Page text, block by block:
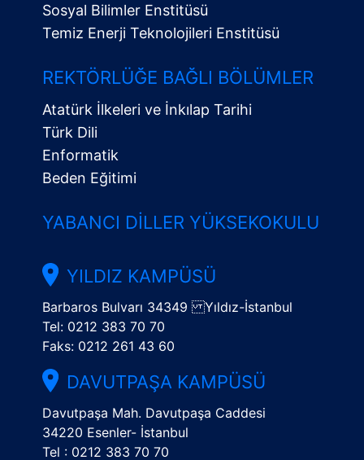
Menü
Sosyal Bilimler Enstitüsü
Temiz Enerji Teknolojileri Enstitüsü
REKTÖRLÜĞE BAĞLI BÖLÜMLER
Atatürk İlkeleri ve İnkılap Tarihi
Türk Dili
Enformatik
Beden Eğitimi
YABANCI DILLER YÜKSEKOKULU
YILDIZ KAMPÜSÜ
Barbaros Bulvarı 34349 Yıldız-İstanbul
Tel: 0212 383 70 70
Faks: 0212 261 43 60
DAVUTPAŞA KAMPÜSÜ
Davutpaşa Mah. Davutpaşa Caddesi
34220 Esenler- İstanbul
Tel : 0212 383 70 70